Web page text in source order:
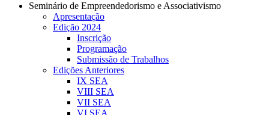
Seminário de Empreendedorismo e Associativismo
Apresentação
Edição 2024
Inscrição
Programação
Submissão de Trabalhos
Edições Anteriores
IX SEA
VIII SEA
VII SEA
VI SEA